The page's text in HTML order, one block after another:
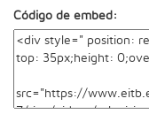
Código de embed: